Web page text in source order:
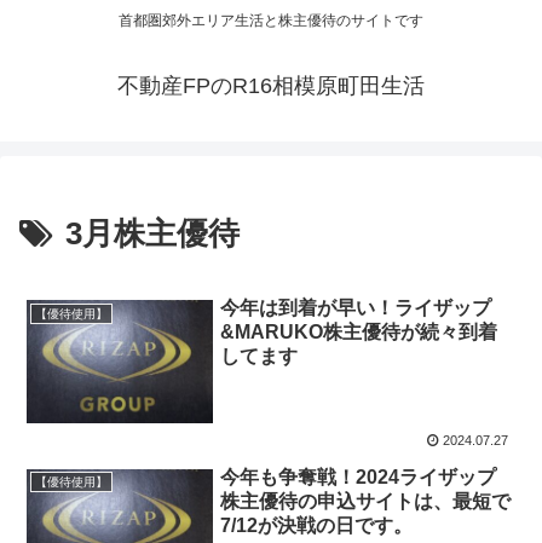
首都圏郊外エリア生活と株主優待のサイトです
不動産FPのR16相模原町田生活
3月株主優待
【優待使用】
今年は到着が早い！ライザップ
&MARUKO株主優待が続々到着
してます
2024.07.27
【優待使用】
今年も争奪戦！2024ライザップ
株主優待の申込サイトは、最短で
7/12が決戦の日です。